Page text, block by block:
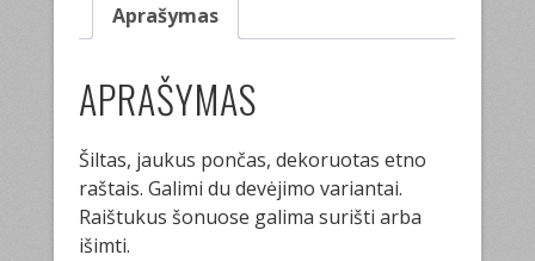
Aprašymas
APRAŠYMAS
Šiltas, jaukus pončas, dekoruotas etno
raštais. Galimi du devėjimo variantai.
Raištukus šonuose galima surišti arba
išimti.